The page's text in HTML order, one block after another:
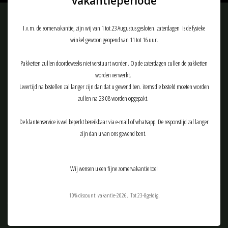
Meld je aan voor onze nieuwsbrief:
ABONNEER
I.v.m. de zomervakantie, zijn wij van 1 tot 23 Augustus gesloten. zaterdagen is de fysieke
winkel gewoon geopend van 11 tot 16 uur.
Pakketten zullen doordeweeks niet verstuurt worden. Op de zaterdagen zullen de pakketten
worden verwerkt.
Levertijd na bestellen zal langer zijn dan dat u gewend ben. items die besteld moeten worden
zullen na 23-08 worden opgepakt.
De klantenservice is wel beperkt bereikbaar via e-mail of whatsapp. De responstijd zal langer
zijn dan u van ons gewend bent.
Wij wensen u een fijne zomervakantie toe!
10% discount: vakantie-2026. Tot 23-8geldig.